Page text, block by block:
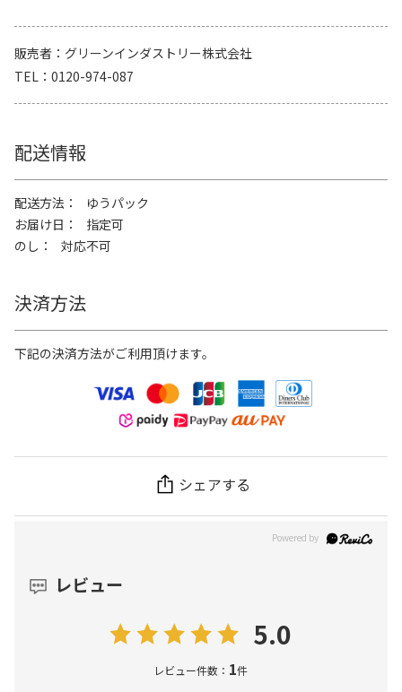
販売者
グリーンインダストリー株式会社
TEL
0120-974-087
配送情報
配送方法
ゆうパック
お届け日
指定可
のし
対応不可
決済方法
下記の決済方法がご利用頂けます。
シェアする
レビュー
5.0
レビュー件数： 1件